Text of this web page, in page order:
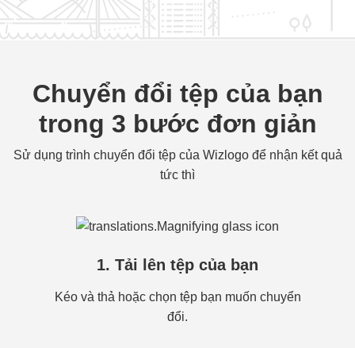
Chuyển đổi tệp của bạn
trong 3 bước đơn giản
Sử dụng trình chuyển đổi tệp của Wizlogo để nhận kết quả
tức thì
1. Tải lên tệp của bạn
Kéo và thả hoặc chọn tệp bạn muốn chuyển
đổi.